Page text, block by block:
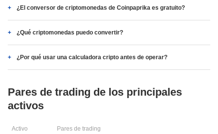
¿El conversor de criptomonedas de Coinpaprika es gratuito?
¿Qué criptomonedas puedo convertir?
¿Por qué usar una calculadora cripto antes de operar?
Pares de trading de los principales
activos
Activo Pares de trading